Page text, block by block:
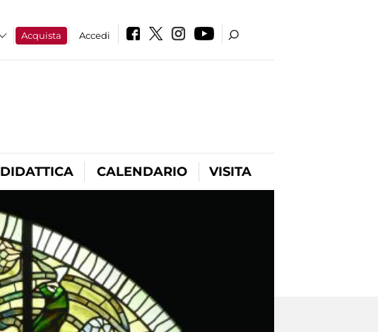
Acquista Accedi
DIDATTICA CALENDARIO VISITA